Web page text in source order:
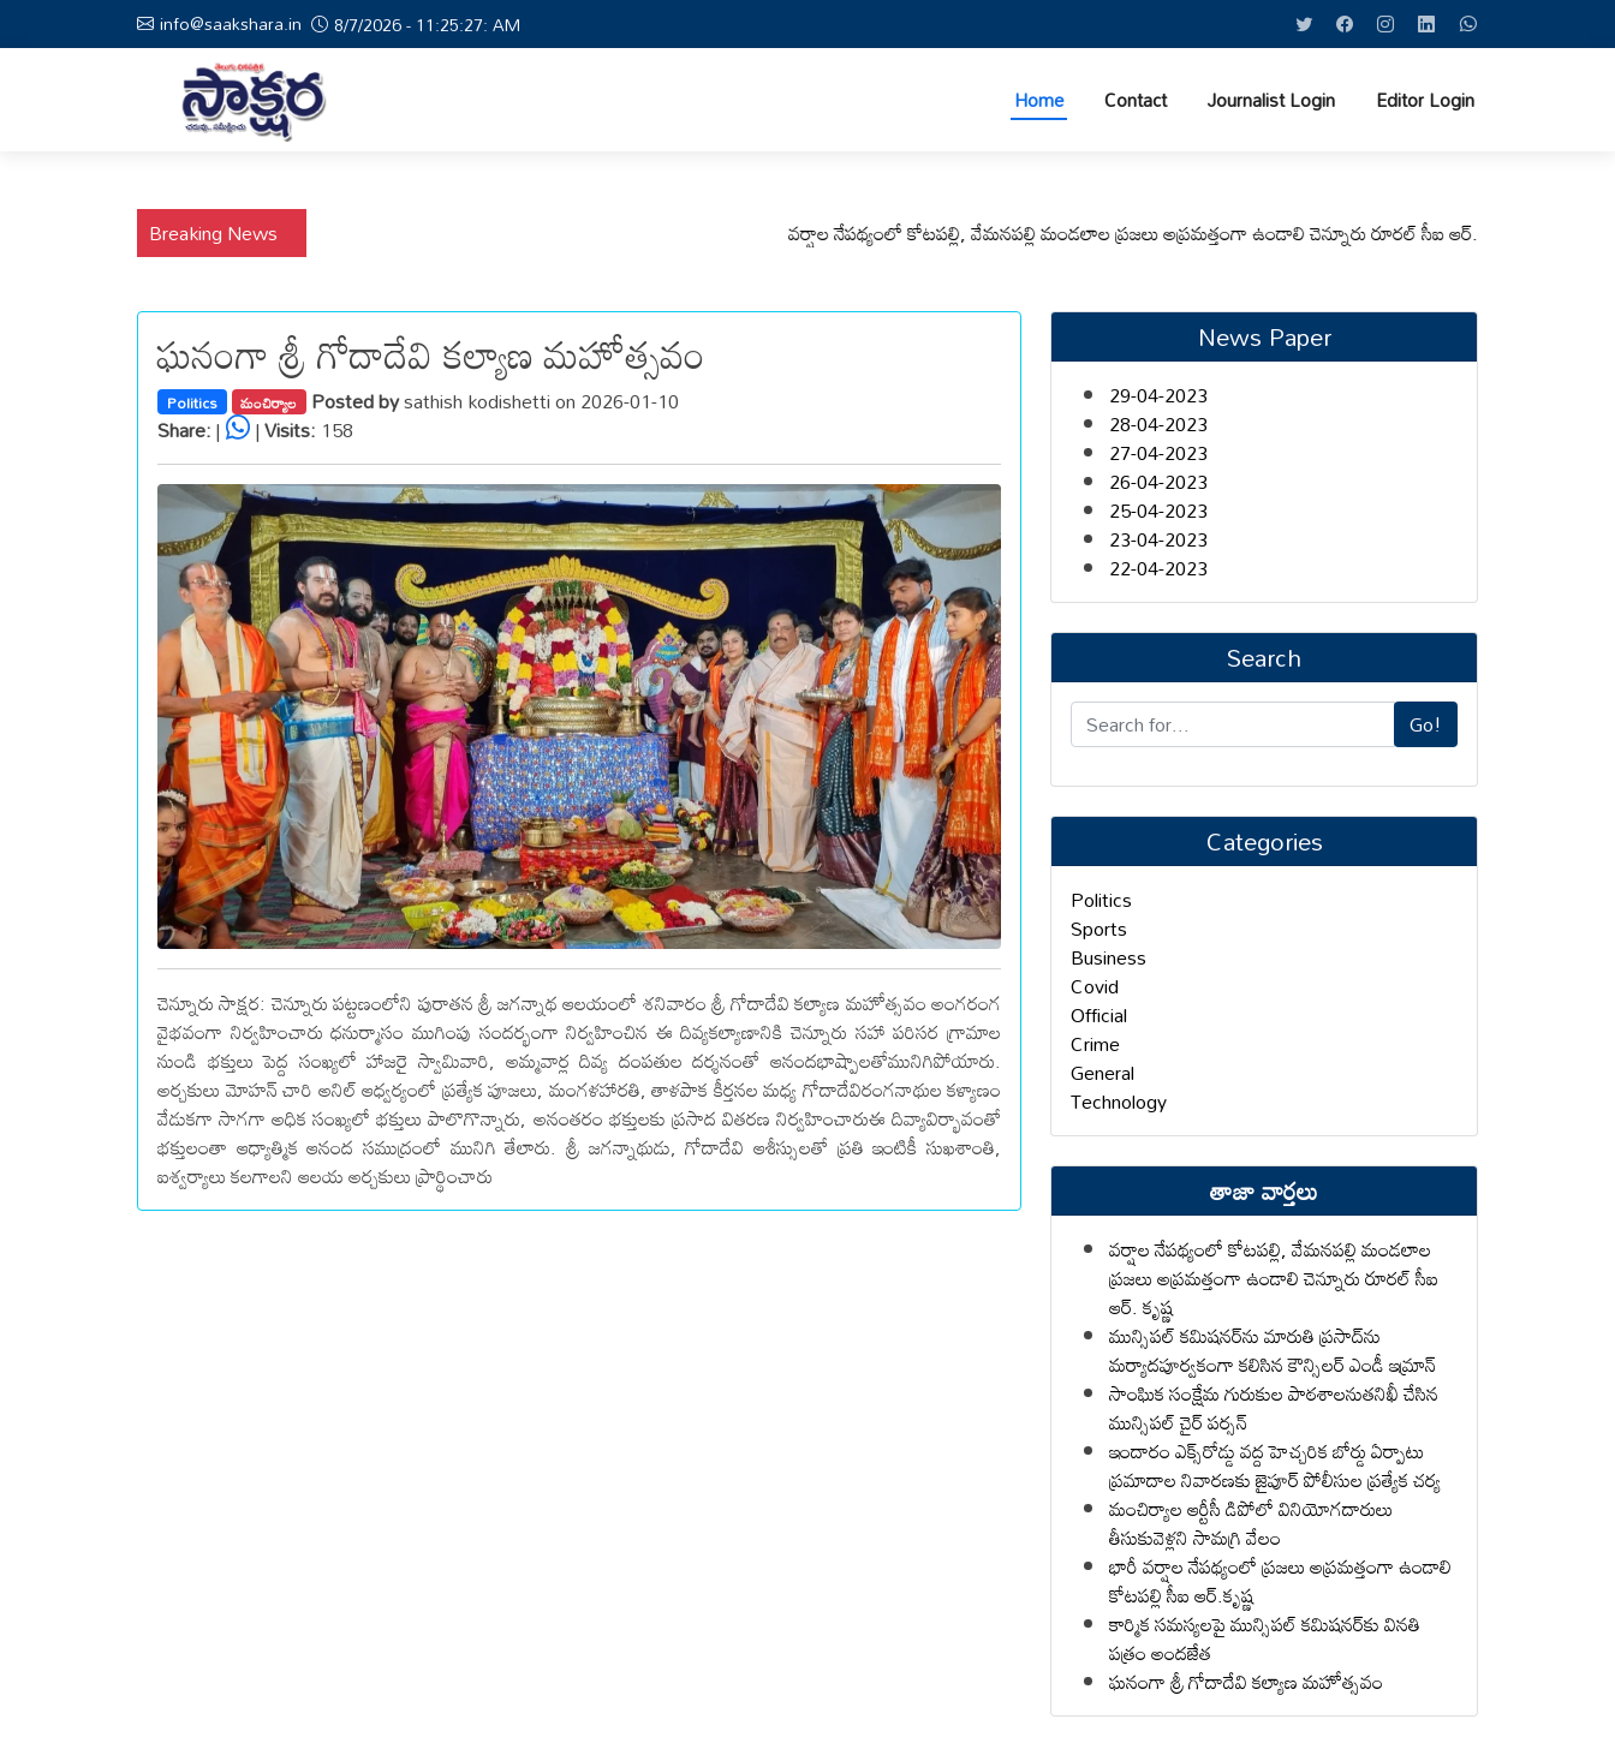
info@saakshara.in 8/7/2026 - 11:25:27: AM
Home Contact Journalist Login Editor Login
Breaking News వర్షాల నేపథ్యంలో కోటపల్లి, వేమనపల్లి మండలాల ప్రజలు అప్రమత్తంగా ఉండాలి చెన్నూరు రూరల్ సీఐ ఆర్. కృష్ణ మున్సిపల్
ఘనంగా శ్రీ గోదాదేవి కల్యాణ మహోత్సవం
Politics మంచిర్యాల Posted bysathish kodishetti on 2026-01-10
Share:| |Visits: 158
చెన్నూరు సాక్షర: చెన్నూరు పట్టణంలోని పురాతన శ్రీ జగన్నాథ ఆలయంలో శనివారం శ్రీ గోదాదేవి కల్యాణ మహోత్సవం అంగరంగ
వైభవంగా నిర్వహించారు ధనుర్మాసం ముగింపు సందర్భంగా నిర్వహించిన ఈ దివ్యకల్యాణానికి చెన్నూరు సహా పరిసర గ్రామాల
నుండి భక్తులు పెద్ద సంఖ్యలో హాజరై స్వామివారి, అమ్మవార్ల దివ్య దంపతుల దర్శనంతో ఆనందభాష్పాలతోమునిగిపోయారు.
అర్చకులు మోహన్ చారి అనిల్ ఆధ్వర్యంలో ప్రత్యేక పూజలు, మంగళహారతి, తాళపాక కీర్తనల మధ్య గోదాదేవిరంగనాథుల కళ్యాణం
వేడుకగా సాగగా అధిక సంఖ్యలో భక్తులు పాలొగొన్నారు, అనంతరం భక్తులకు ప్రసాద వితరణ నిర్వహించారుఈ దివ్యావిర్భావంతో
భక్తులంతా ఆధ్యాత్మిక ఆనంద సముద్రంలో మునిగి తేలారు. శ్రీ జగన్నాథుడు, గోదాదేవి ఆశీస్సులతో ప్రతి ఇంటికీ సుఖశాంతి,
ఐశ్వర్యాలు కలగాలని ఆలయ అర్చకులు ప్రార్థించారు
News Paper
29-04-2023
28-04-2023
27-04-2023
26-04-2023
25-04-2023
23-04-2023
22-04-2023
Search
Go!
Categories
Politics
Sports
Business
Covid
Official
Crime
General
Technology
తాజా వార్తలు
వర్షాల నేపథ్యంలో కోటపల్లి, వేమనపల్లి మండలాల
ప్రజలు అప్రమత్తంగా ఉండాలి చెన్నూరు రూరల్ సీఐ
ఆర్. కృష్ణ
మున్సిపల్ కమిషనర్‌ను మారుతి ప్రసాద్‌ను
మర్యాదపూర్వకంగా కలిసిన కౌన్సిలర్ ఎండీ ఇమ్రాన్ ​
సాంఘిక సంక్షేమ గురుకుల పాఠశాలనుతనిఖీ చేసిన
మున్సిపల్ చైర్ పర్సన్
ఇందారం ఎక్స్‌రోడ్డు వద్ద హెచ్చరిక బోర్డు ఏర్పాటు
ప్రమాదాల నివారణకు జైపూర్ పోలీసుల ప్రత్యేక చర్య
మంచిర్యాల ఆర్టీసీ డిపోలో వినియోగదారులు
తీసుకువెళ్లని సామగ్రి వేలం
భారీ వర్షాల నేపథ్యంలో ప్రజలు అప్రమత్తంగా ఉండాలి
కోటపల్లి సీఐ ఆర్.కృష్ణ
కార్మిక సమస్యలపై మున్సిపల్ కమిషనర్‌కు వినతి
పత్రం అందజేత
ఘనంగా శ్రీ గోదాదేవి కల్యాణ మహోత్సవం